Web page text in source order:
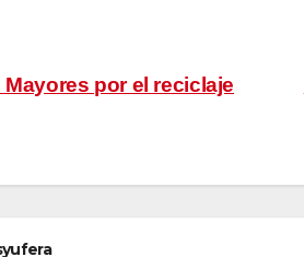
Mayores por el reciclaje